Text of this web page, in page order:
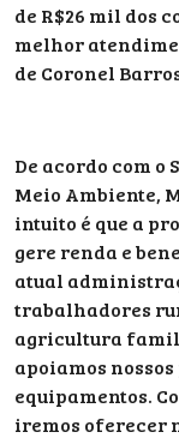
de R$26 mil dos
melhor
de Coronel
De acordo com
Meio Ambiente,
intuito é que a
gere renda e
atual
trabalhadores
agricultura
apoiamos
equipamentos.
iremos oferecer